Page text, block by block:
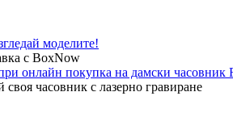
моделите!
с BoxNow
онлайн покупка на дамски часовник
своя часовник с лазерно гравиране